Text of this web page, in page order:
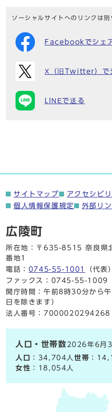
ソーシャルサイトへのリンクは
Facebookでシェ
X（旧Twitter）で
LINEで送る
サイトマップ アクセシビ
個人情報保護規定
外部リ
広陵町
所在地：〒635-8515 奈良県
番地1
電話： 0745-55-1001
（代表）
ファックス：0745-55-1009
開庁時間：午前8時30分から
日を除きます）
法人番号：7000020294268
人口・世帯数 2026年6月
人口
：34,704人世帯 ：
女性 ：18,054人